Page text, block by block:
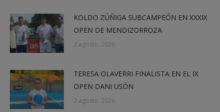
KOLDO ZÚÑIGA SUBCAMPEÓN EN XXXIX
OPEN DE MENDIZORROZA
2 agosto, 2026
TERESA OLAVERRI FINALISTA EN EL IX
OPEN DANI USÓN
2 agosto, 2026